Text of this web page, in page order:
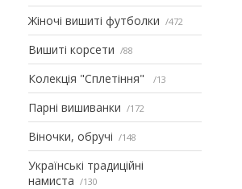
Жіночі вишиті футболки 472
Вишиті корсети 88
Колекція "Сплетіння" 13
Парні вишиванки 172
Віночки, обручі 148
Українські традиційні
намиста
130